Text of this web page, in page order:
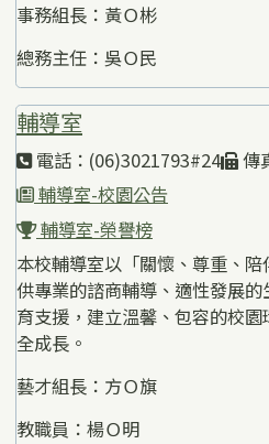
事務組長：黃Ｏ彬
總務主任：吳Ｏ民
輔導室
電話：(06)3021793#24
傳
輔導室-校園公告
輔導室-榮譽榜
本校輔導室以「關懷、尊重、
供專業的諮商輔導、適性發展
育支援，建立溫馨、包容的校
全成長。
藝才組長：方Ｏ旗
教職員：楊Ｏ明